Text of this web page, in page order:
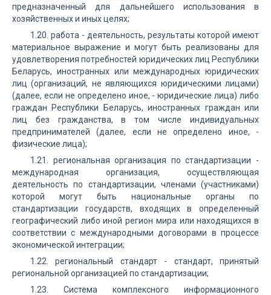
предназначенный для дальнейшего использования в
хозяйственных и иных целях;
1.20. работа - деятельность, результаты которой имеют
материальное выражение и могут быть реализованы для
удовлетворения потребностей юридических лиц Республики
Беларусь, иностранных или международных юридических
лиц (организаций, не являющихся юридическими лицами)
(далее, если не определено иное, - юридические лица) либо
граждан Республики Беларусь, иностранных граждан или
лиц без гражданства, в том числе индивидуальных
предпринимателей (далее, если не определено иное, -
физические лица);
1.21. региональная организация по стандартизации -
международная организация, осуществляющая
деятельность по стандартизации, членами (участниками)
которой могут быть национальные органы по
стандартизации государств, входящих в определенный
географический либо иной регион мира или находящихся в
соответствии с международными договорами в процессе
экономической интеграции;
1.22. региональный стандарт - стандарт, принятый
региональной организацией по стандартизации;
1.23. Система комплексного информационного